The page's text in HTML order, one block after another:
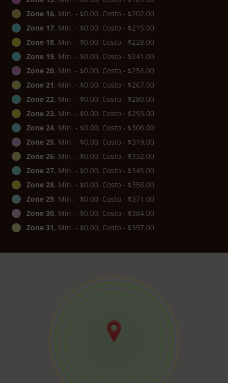
Zone 16, Min. - $0.00, Costo - $202.00
Zone 17, Min. - $0.00, Costo - $215.00
Zone 18, Min. - $0.00, Costo - $228.00
Zone 19, Min. - $0.00, Costo - $241.00
Zone 20, Min. - $0.00, Costo - $254.00
Zone 21, Min. - $0.00, Costo - $267.00
Zone 22, Min. - $0.00, Costo - $280.00
Zone 23, Min. - $0.00, Costo - $293.00
Zone 24, Min. - $0.00, Costo - $306.00
Zone 25, Min. - $0.00, Costo - $319.00
Zone 26, Min. - $0.00, Costo - $332.00
Zone 27, Min. - $0.00, Costo - $345.00
Zone 28, Min. - $0.00, Costo - $358.00
Zone 29, Min. - $0.00, Costo - $371.00
Zone 30, Min. - $0.00, Costo - $384.00
Zone 31, Min. - $0.00, Costo - $397.00